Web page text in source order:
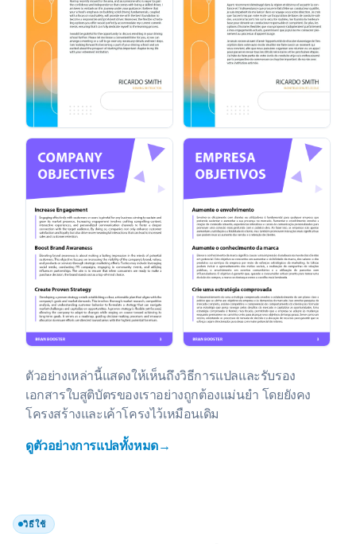
ตัวอย่างเหล่านี้แสดงให้เห็นถึงวิธีการแปลและรับรอง
เอกสารใบสูติบัตรของเราอย่างถูกต้องแม่นยำ โดยยังคง
โครงสร้างและเค้าโครงไว้เหมือนเดิม
ดูตัวอย่างการแปลทั้งหมด→
วิธีใช้